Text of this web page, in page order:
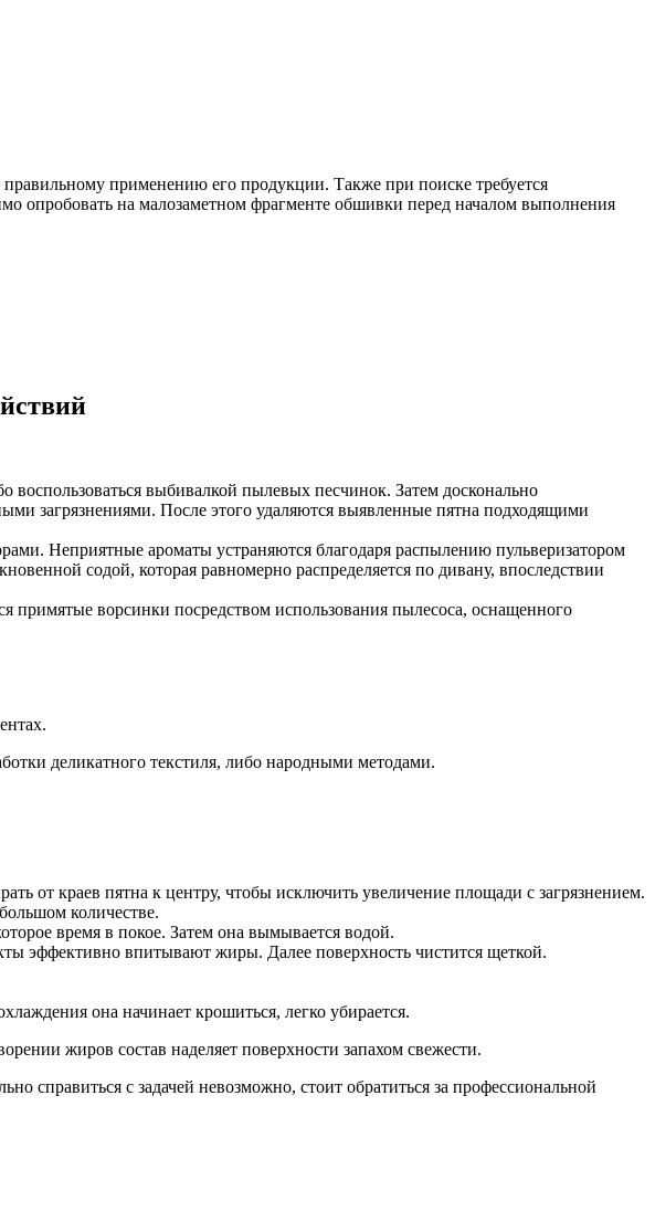
правильному применению его продукции. Также при поиске требуется
опробовать на малозаметном фрагменте обшивки перед началом выполнения
выбивалкой пылевых песчинок. Затем досконально
загрязнениями. После этого удаляются выявленные пятна подходящими
Неприятные ароматы устраняются благодаря распылению пульверизатором
содой, которая равномерно распределяется по дивану, впоследствии
ворсинки посредством использования пылесоса, оснащенного
деликатного текстиля, либо народными методами.
от краев пятна к центру, чтобы исключить увеличение площади с загрязнением.
количестве.
время в покое. Затем она вымывается водой.
эффективно впитывают жиры. Далее поверхность чистится щеткой.
она начинает крошиться, легко убирается.
жиров состав наделяет поверхности запахом свежести.
справиться с задачей невозможно, стоит обратиться за профессиональной